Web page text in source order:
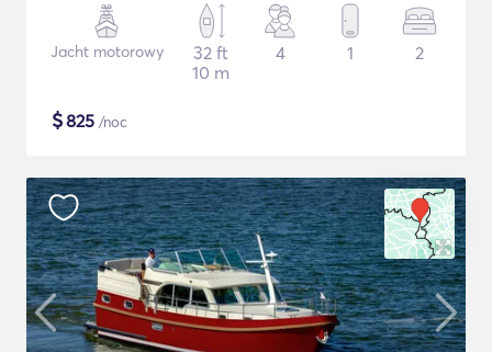
Jacht motorowy
32 ft
10 m
4 1 2
$825 /noc